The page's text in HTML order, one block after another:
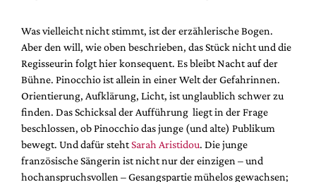
Was vielleicht nicht stimmt, ist der erzählerische Bogen.
Aber den will, wie oben beschrieben, das Stück nicht und die
Regisseurin folgt hier konsequent. Es bleibt Nacht auf der
Bühne. Pinocchio ist allein in einer Welt der Gefahrinnen.
Orientierung, Aufklärung, Licht, ist unglaublich schwer zu
finden. Das Schicksal der Aufführung liegt in der Frage
beschlossen, ob Pinocchio das junge (und alte) Publikum
bewegt. Und dafür stehtSarah Aristidou. Die junge
französische Sängerin ist nicht nur der einzigen – und
hochanspruchsvollen – Gesangspartie mühelos gewachsen;